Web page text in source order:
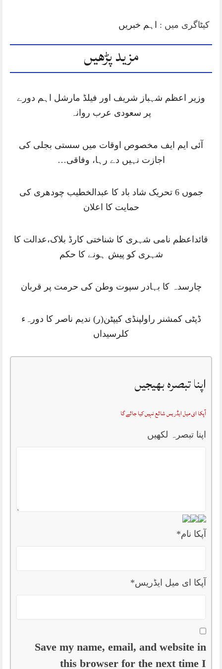
کیٹاگری میں : اہم خبریں
مزید پڑھیں
وزیر اعظم شہباز شریف اور فیلڈ مارشل اہم دورے
پر سعودی عرب روانہ
آئی ایم ایف مخصوص اوقات میں سستی بجلی کی
اجازت نہیں دے رہا، وفاقی…
جموں 6 تحریک شاد باد کا عبدالخطیب چودھری کی
حمایت کا اعلان
قائداعظم نامی شہری کا شناختی کارڈ بلاک،عدالت کا
شہری کو پیش ہونے کا حکم
چارسدہ کا بہادر سپوت وطن کی حرمت پر قربان
ڈپٹی کمشنر راولپنڈی کیپٹن(ر) ندیم ناصر کا دورہء
کلرسیداں
اپنا تبصرہ بھیجیں
آپکا ای میل ایڈریس شائع نہیں کیا جائے گا
اپنا تبصرہ لکھیں
آپکا نام*
آپکا ای میل ایڈریس*
Save my name, email, and website in
this browser for the next time I